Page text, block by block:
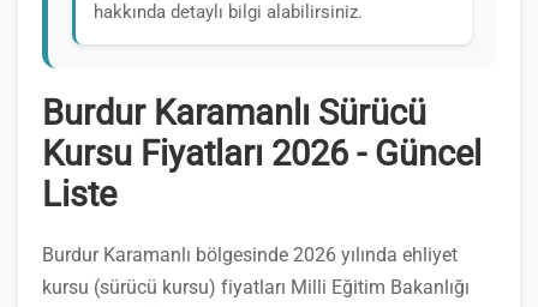
hakkında detaylı bilgi alabilirsiniz.
Burdur Karamanlı Sürücü
Kursu Fiyatları 2026 - Güncel
Liste
Burdur Karamanlı bölgesinde 2026 yılında ehliyet
kursu (sürücü kursu) fiyatları Milli Eğitim Bakanlığı